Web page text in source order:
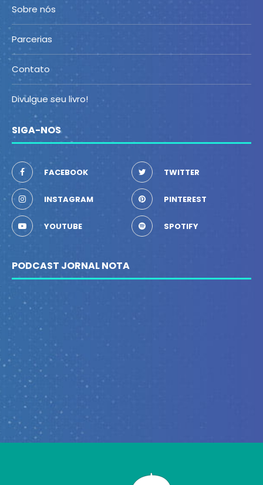
Sobre nós
Parcerias
Contato
Divulgue seu livro!
SIGA-NOS
FACEBOOK TWITTER
INSTAGRAM PINTEREST
YOUTUBE SPOTIFY
PODCAST JORNAL NOTA